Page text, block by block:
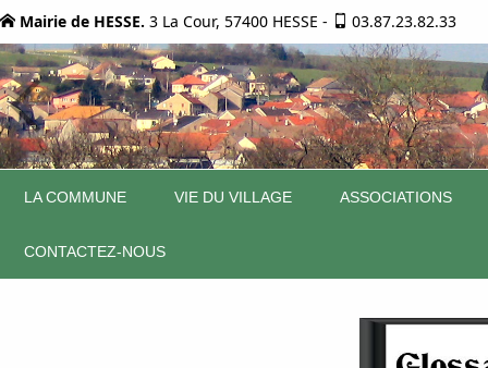
Mairie de HESSE. 3 La Cour, 57400 HESSE - 03.87.23.82.33
LA COMMUNE VIE DU VILLAGE ASSOCIATIONS
CONTACTEZ-NOUS